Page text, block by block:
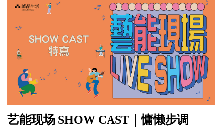
艺能现场 SHOW CAST｜慵懒步调